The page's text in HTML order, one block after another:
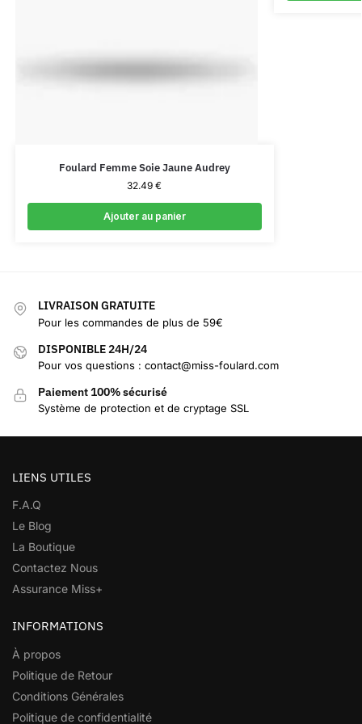
Foulard Femme Soie Jaune Audrey
32.49€
Ajouter au panier
LIVRAISON GRATUITE
Pour les commandes de plus de 59€
DISPONIBLE 24H/24
Pour vos questions : contact@miss-foulard.com
Paiement 100% sécurisé
Système de protection et de cryptage SSL
LIENS UTILES
F.A.Q
Le Blog
La Boutique
Contactez Nous
Assurance Miss+
INFORMATIONS
À propos
Politique de Retour
Conditions Générales
Politique de confidentialité